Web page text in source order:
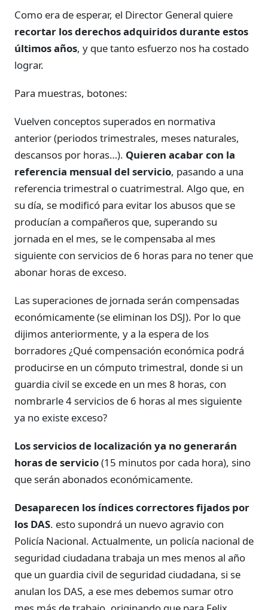
Como era de esperar, el Director General quiere
recortar los derechos adquiridos durante estos
últimos años, y que tanto esfuerzo nos ha costado
lograr.
Para muestras, botones:
Vuelven conceptos superados en normativa
anterior (periodos trimestrales, meses naturales,
descansos por horas…). Quieren acabar con la
referencia mensual del servicio, pasando a una
referencia trimestral o cuatrimestral. Algo que, en
su día, se modificó para evitar los abusos que se
producían a compañeros que, superando su
jornada en el mes, se le compensaba al mes
siguiente con servicios de 6 horas para no tener que
abonar horas de exceso.
Las superaciones de jornada serán compensadas
económicamente (se eliminan los DSJ). Por lo que
dijimos anteriormente, y a la espera de los
borradores ¿Qué compensación económica podrá
producirse en un cómputo trimestral, donde si un
guardia civil se excede en un mes 8 horas, con
nombrarle 4 servicios de 6 horas al mes siguiente
ya no existe exceso?
Los servicios de localización ya no generarán
horas de servicio(15 minutos por cada hora), sino
que serán abonados económicamente.
Desaparecen los índices correctores fijados por
los DAS. esto supondrá un nuevo agravio con
Policía Nacional. Actualmente, un policía nacional de
seguridad ciudadana trabaja un mes menos al año
que un guardia civil de seguridad ciudadana, si se
anulan los DAS, a ese mes debemos sumar otro